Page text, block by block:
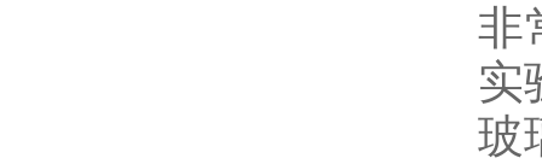
非
实
玻